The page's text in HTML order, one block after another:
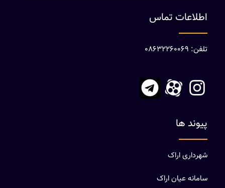
اطلاعات تماس
تلفن: 08632260069
پیوند ها
شهرداری اراک
سامانه عیان اراک